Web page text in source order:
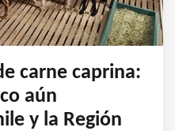
carne caprina:
aún
y la Región